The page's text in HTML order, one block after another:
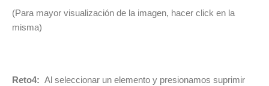
(Para mayor visualización de la imagen, hacer click en la
misma)
Reto4: Al seleccionar un elemento y presionamos suprimir